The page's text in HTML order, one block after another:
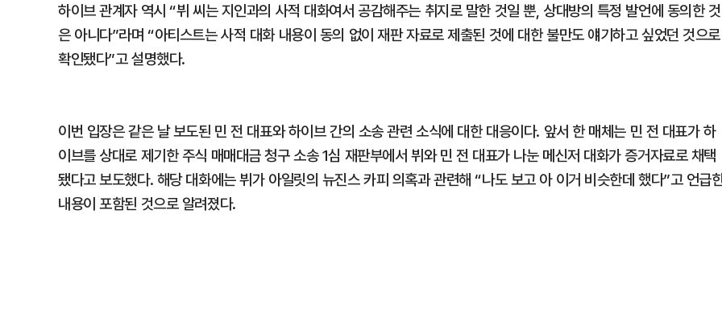
하이브 관계자 역시 “뷔 씨는 지인과의 사적 대화여서 공감해주는 취지로 말한 것일 뿐, 상대방의 특정 발언에 동의한 것
은 아니다”라며 “아티스트는 사적 대화 내용이 동의 없이 재판 자료로 제출된 것에 대한 불만도 얘기하고 싶었던 것으로
확인됐다”고 설명했다.
이번 입장은 같은 날 보도된 민 전 대표와 하이브 간의 소송 관련 소식에 대한 대응이다. 앞서 한 매체는 민 전 대표가 하
이브를 상대로 제기한 주식 매매대금 청구 소송 1심 재판부에서 뷔와 민 전 대표가 나눈 메신저 대화가 증거자료로 채택
됐다고 보도했다. 해당 대화에는 뷔가 아일릿의 뉴진스 카피 의혹과 관련해 “나도 보고 아 이거 비슷한데 했다”고 언급
내용이 포함된 것으로 알려졌다.